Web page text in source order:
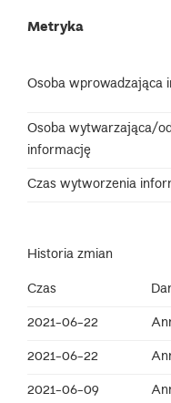
Metryka
Osoba wprowadzająca
Osoba wytwarzająca/
informację
Czas wytworzenia
Historia zmian
Czas
2021-06-22
2021-06-22
2021-06-09